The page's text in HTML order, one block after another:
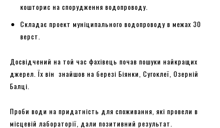
кошторис на спорудження водопроводу.
Складає проект муніципального водопроводу в межах 30
верст.
Досвідчений на той час фахівець почав пошуки найкращих
джерел. Їх він знайшов на березі Біянки, Сугоклеї, Озерній
Балці.
Проби води на придатність для споживання, які провели в
місцевій лабораторії, дали позитивний результат.